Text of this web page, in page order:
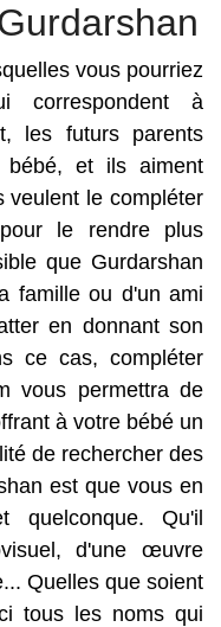
vous pourriez
correspondent à
les futurs parents
bébé, et ils aiment
veulent le compléter
le rendre plus
que Gurdarshan
famille ou d'un ami
en donnant son
ce cas, compléter
vous permettra de
à votre bébé un
de rechercher des
est que vous en
Qu'il
d'une œuvre
Quelles que soient
tous les noms qui